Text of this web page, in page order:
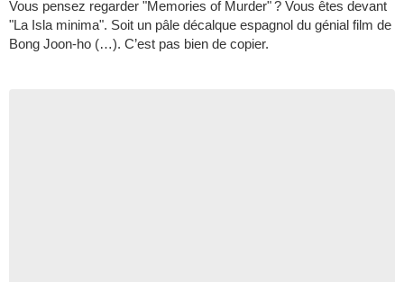
Vous pensez regarder "Memories of Murder" ? Vous êtes devant
"La Isla minima". Soit un pâle décalque espagnol du génial film de
Bong Joon-ho (…). C’est pas bien de copier.